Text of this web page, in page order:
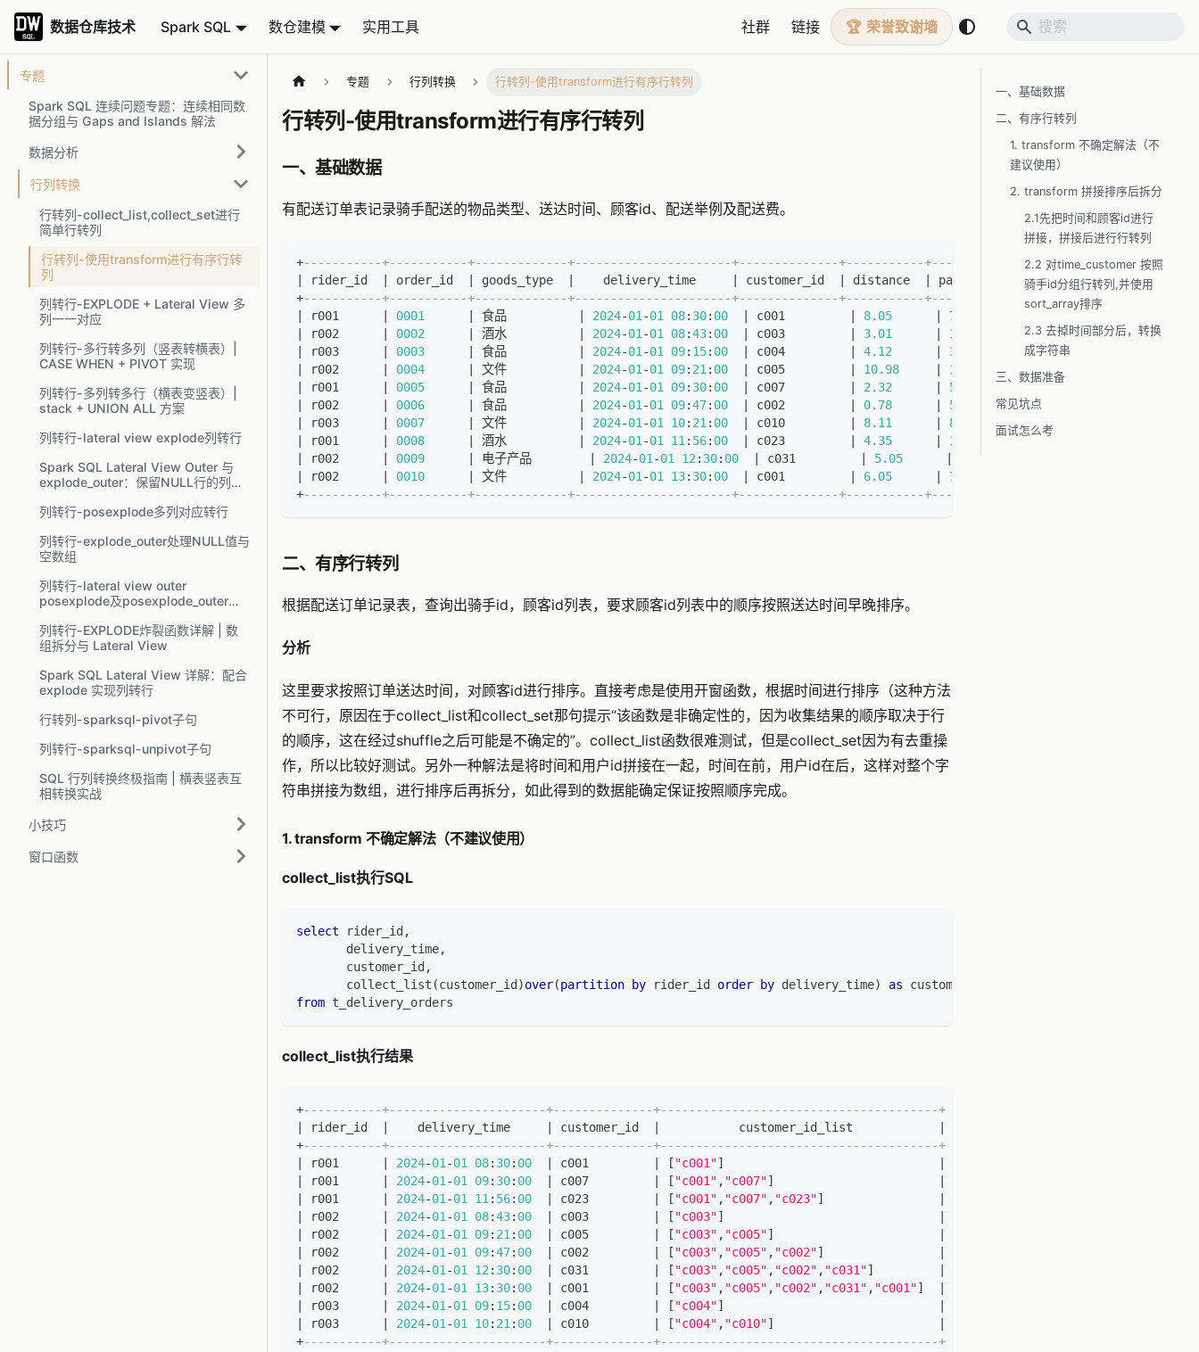
数据仓库技术 Spark SQL 数仓建模 实用工具 社群 链接 荣誉致谢墙
数据仓库技术
专题
Spark SQL 连续问题专题：连续相同数
据分组与 Gaps and Islands 解法
数据分析
行列转换
行转列-collect_list,collect_set进行
简单行转列
行转列-使用transform进行有序行转
列
列转行-EXPLODE + Lateral View 多
列一一对应
列转行-多行转多列（竖表转横表）|
CASE WHEN + PIVOT 实现
列转行-多列转多行（横表变竖表）|
stack + UNION ALL 方案
列转行-lateral view explode列转行
Spark SQL Lateral View Outer 与
explode_outer：保留NULL行的列转
列转行-posexplode多列对应转行
列转行-explode_outer处理NULL值与
空数组
列转行-lateral view outer
posexplode及posexplode_outer多
列转行-EXPLODE炸裂函数详解 | 数
组拆分与 Lateral View
Spark SQL Lateral View 详解：配合
explode 实现列转行
行转列-sparksql-pivot子句
列转行-sparksql-unpivot子句
SQL 行列转换终极指南 | 横表竖表互
相转换实战
小技巧
窗口函数
专题 行列转换 行转列-使用transform进行有序行转列
行转列-使用transform进行有序行转列
一、基础数据
有配送订单表记录骑手配送的物品类型、送达时间、顾客id、配送举例及配送费。
+-----------+-----------+-------------+----------------------+--------------+-----------+----------+
rider_id order_id goods_type
    delivery_time
customer_id distance payment
+-----------+-----------+-------------+----------------------+--------------+-----------+----------+
r001 0001 食品 2024-01 -01 08: 30: 00 c001 8.05 7.50
r002 0002 酒水 2024-01 -01 08:43: 00 c003 3.01 13.00
r003 0003 食品 2024-01 -01 09: 15: 00 c004 4.12 3.50
r002 0004 文件 2024-01 -01 09: 21 : 00 c005 10.98 15.00
|
r001 0005 食品 2024-01 -01 09: 30: 00 c007 2.32 5.00
|
r002 0006 食品 2024-01 -01 09:47: 00 c002 0.78 5.00
|
r003 0007 文件 2024-01 -01 10: 21 : 00 c010 8.11 8.00
|
r001 0008 酒水 2024-01 -01 11 : 56: 00 c023 4.35 15.00
|
r002 0009 电子产品 2024-01 -01 12 : 30: 00 c031 5.05 9.50
r002 0010 文件 2024-01 -01 13: 30: 00 c001 6.05 7.00
+-----------+-----------+-------------+----------------------+--------------+-----------+----------+
二、有序行转列
根据配送订单记录表，查询出骑手id，顾客id列表，要求顾客id列表中的顺序按照送达时间早晚排序。
分析
这里要求按照订单送达时间，对顾客id进行排序。直接考虑是使用开窗函数，根据时间进行排序（这种方法
不可行，原因在于collect_list和collect_set那句提示“该函数是非确定性的，因为收集结果的顺序取决于行
的顺序，这在经过shuffle之后可能是不确定的”。collect_list函数很难测试，但是collect_set因为有去重操
作，所以比较好测试。另外一种解法是将时间和用户id拼接在一起，时间在前，用户id在后，这样对整个字
符串拼接为数组，进行排序后再拆分，如此得到的数据能确定保证按照顺序完成。
1. transform 不确定解法（不建议使用）
collect_list执行SQL
select rider_id ,
       delivery_time
,
       customer_id
,
       collect_list
(customer_id )over(partition by rider_id order by delivery_time) as customer_id_list
from t_delivery_orders
collect_list执行结果
+-----------+----------------------+--------------+---------------------------------------+
rider_id
    delivery_time
customer_id
           customer_id_list
+-----------+----------------------+--------------+---------------------------------------+
r001 2024-01 -01 08: 30: 00 c001 [ "c001"]
r001 2024-01 -01 09: 30: 00 c007 [ "c001" , "c007"]
r001 2024-01 -01 11 : 56: 00 c023 [ "c001" , "c007" , "c023"]
r002 2024-01 -01 08:43: 00 c003 [ "c003"]
r002 2024-01 -01 09: 21 : 00 c005 [ "c003" , "c005"]
r002 2024-01 -01 09:47: 00 c002 [ "c003" , "c005" , "c002"]
r002 2024-01 -01 12 : 30: 00 c031 [ "c003" , "c005" , "c002" , "c031"]
r002 2024-01 -01 13: 30: 00 c001 [ "c003" , "c005" , "c002" , "c031" , "c001"]
r003 2024-01 -01 09: 15: 00 c004 [ "c004"]
r003 2024-01 -01 10: 21 : 00 c010 [ "c004" , "c010"]
+-----------+----------------------+--------------+---------------------------------------+
一、基础数据
二、有序行转列
1. transform 不确定解法（不
建议使用）
2. transform 拼接排序后拆分
2.1先把时间和顾客id进行
拼接，拼接后进行行转列
2.2 对time_customer 按照
骑手id分组行转列,并使用
sort_array排序
2.3 去掉时间部分后，转换
成字符串
三、数据准备
常见坑点
面试怎么考